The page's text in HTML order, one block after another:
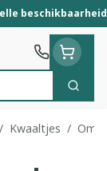
beschikbaarheid
Zoek
/ Kwaaltjes / Om